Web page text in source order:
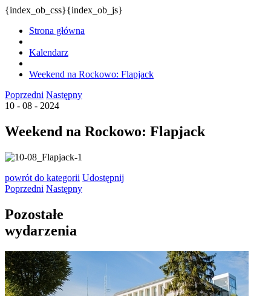
{index_ob_css}{index_ob_js}
Strona główna
Kalendarz
Weekend na Rockowo: Flapjack
Poprzedni Następny
10 - 08 - 2024
Weekend na Rockowo: Flapjack
powrót do kategorii Udostępnij
Poprzedni Następny
Pozostałe
wydarzenia